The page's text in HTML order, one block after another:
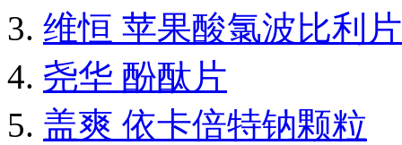
维恒 苹果酸氯波比利片
尧华 酚酞片
盖爽 依卡倍特钠颗粒